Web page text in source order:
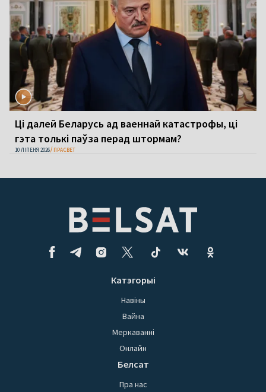
Ці далей Беларусь ад ваеннай катастрофы, ці
гэта толькі паўза перад штормам?
10 ЛІПЕНЯ 2026 ПРАСВЕТ
Катэгорыі
Навіны
Вайна
Меркаванні
Онлайн
Белсат
Пра нас